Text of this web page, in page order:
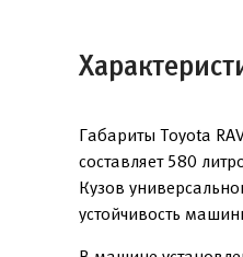
Габариты Toyota
составляет 580
Кузов
устойчивость